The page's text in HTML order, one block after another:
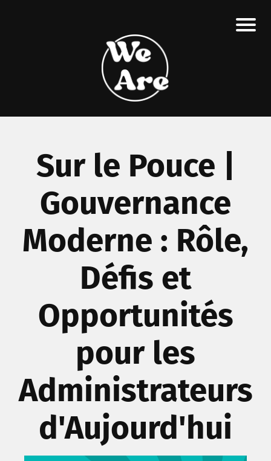
Sur le Pouce |
Gouvernance
Moderne : Rôle,
Défis et
Opportunités
pour les
Administrateurs
d'Aujourd'hui